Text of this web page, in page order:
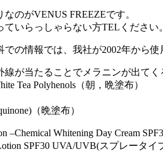
のがVENUS FREEZEです。
いらっしゃらない方TELください。
の情報では、我社が2002年から
線が当たることでメラニンが出てく
Tea Polyhenols（朝，晩塗布）
（晩塗布）
Whitening Day Cream
SPF30 UVA/UVB(スプレータイ